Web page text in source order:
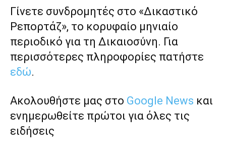
Γίνετε συνδρομητές στο «Δικαστικό
Ρεπορτάζ», το κορυφαίο μηνιαίο
περιοδικό για τη Δικαιοσύνη. Για
περισσότερες πληροφορίες πατήστε
εδώ.
Ακολουθήστε μας στο Google News και
ενημερωθείτε πρώτοι για όλες τις
ειδήσεις